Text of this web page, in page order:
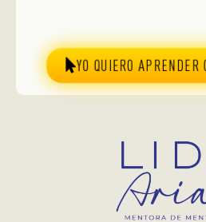
YO QUIERO APRENDER